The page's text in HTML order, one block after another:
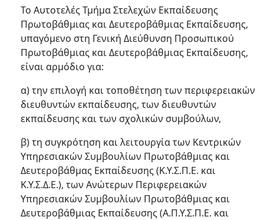
Το Αυτοτελές Τμήμα Στελεχών Εκπαίδευσης
Πρωτοβάθμιας και Δευτεροβάθμιας Εκπαίδευσης,
υπαγόμενο στη Γενική Διεύθυνση Προσωπικού
Πρωτοβάθμιας και Δευτεροβάθμιας Εκπαίδευσης,
είναι αρμόδιο για:
α) την επιλογή και τοποθέτηση των περιφερειακών
διευθυντών εκπαίδευσης, των διευθυντών
εκπαίδευσης και των σχολικών συμβούλων,
β) τη συγκρότηση και λειτουργία των Κεντρικών
Υπηρεσιακών Συμβουλίων Πρωτοβάθμιας και
Δευτεροβάθμας Εκπαίδευσης (Κ.Υ.Σ.Π.Ε. και
Κ.Υ.Σ.Δ.Ε.), των Ανώτερων Περιφερειακών
Υπηρεσιακών Συμβουλίων Πρωτοβάθμιας και
Δευτεροβάθμιας Εκπαίδευσης (Α.Π.Υ.Σ.Π.Ε. και